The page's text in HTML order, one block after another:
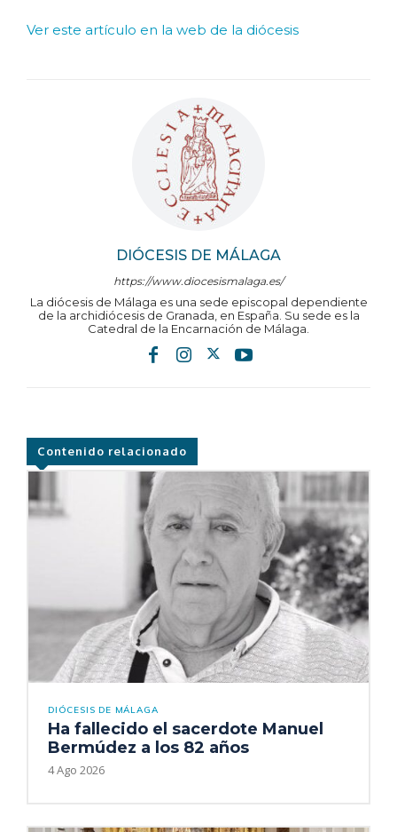
DIÓCESIS DE MÁLAGA
https://www.diocesismalaga.es/
La diócesis de Málaga es una sede episcopal dependiente
de la archidiócesis de Granada, en España. Su sede es la
Catedral de la Encarnación de Málaga.
Ver este artículo en la web de la diócesis
Contenido relacionado
DIÓCESIS DE MÁLAGA
Ha fallecido el sacerdote Manuel
Bermúdez a los 82 años
4 Ago 2026